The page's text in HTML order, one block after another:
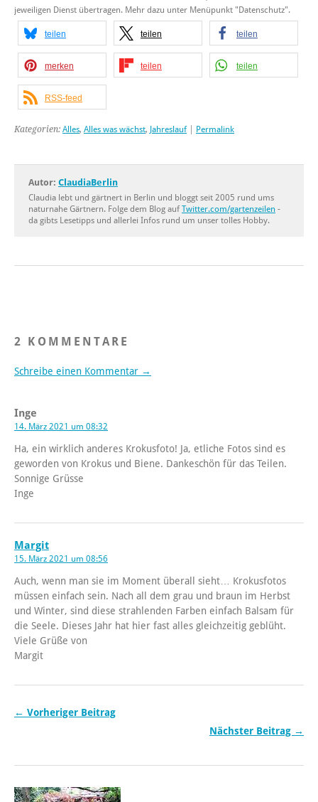
jeweiligen Dienst übertragen. Mehr dazu unter Menüpunkt "Datenschutz".
teilen teilen teilen
merken teilen teilen
RSS-feed
Kategorien: Alles, Alles was wächst, Jahreslauf| Permalink
Autor: ClaudiaBerlin
Claudia lebt und gärtnert in Berlin und bloggt seit 2005 rund ums
naturnahe Gärtnern. Folge dem Blog aufTwitter.com/gartenzeilen -
da gibts Lesetipps und allerlei Infos rund um unser tolles Hobby.
2 KOMMENTARE
Schreibe einen Kommentar →
Inge
14. März 2021 um 08:32
Ha, ein wirklich anderes Krokusfoto! Ja, etliche Fotos sind es
geworden von Krokus und Biene. Dankeschön für das Teilen.
Sonnige Grüsse
Inge
Margit
15. März 2021 um 08:56
Auch, wenn man sie im Moment überall sieht… Krokusfotos
müssen einfach sein. Nach all dem grau und braun im Herbst
und Winter, sind diese strahlenden Farben einfach Balsam für
die Seele. Dieses Jahr hat hier fast alles gleichzeitig geblüht.
Viele Grüße von
Margit
← Vorheriger Beitrag
Nächster Beitrag →